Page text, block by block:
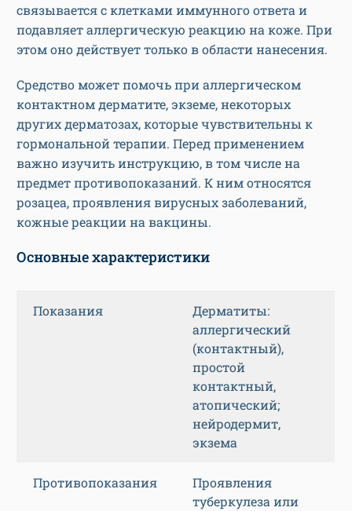
связывается с клетками иммунного ответа и
подавляет аллергическую реакцию на коже. При
этом оно действует только в области нанесения.
Средство может помочь при аллергическом
контактном дерматите, экземе, некоторых
других дерматозах, которые чувствительны к
гормональной терапии. Перед применением
важно изучить инструкцию, в том числе на
предмет противопоказаний. К ним относятся
розацеа, проявления вирусных заболеваний,
кожные реакции на вакцины.
Основные характеристики
Показания
Дерматиты:
аллергический
(контактный),
простой
контактный,
атопический;
нейродермит,
экзема
Противопоказания
Проявления
туберкулеза или